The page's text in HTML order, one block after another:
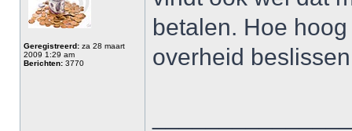
Geregistreerd: za 28 maart
2009 1:29 am
Berichten: 3770
betalen. Hoe
overheid beslissen